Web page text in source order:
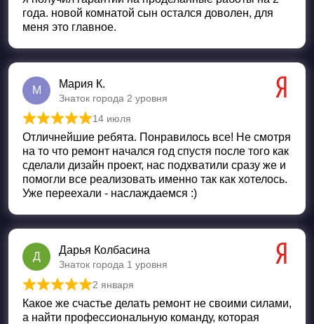
года. новой комнатой сын остался доволен, для
меня это главное.
М
Мария К.
Знаток города 2 уровня
Оценка 5 из 5
14 июля
Отличнейшие ребята. Понравилось все! Не смотря
на то что ремонт начался год спустя после того как
сделали дизайн проект, нас подхватили сразу же и
помогли все реализовать именно так как хотелось.
Уже переехали - наслаждаемся :)
Д
Дарья Колбасина
Знаток города 1 уровня
Оценка 5из 5
2 января
Какое же счастье делать ремонт не своими силами,
а найти профессиональную команду, которая